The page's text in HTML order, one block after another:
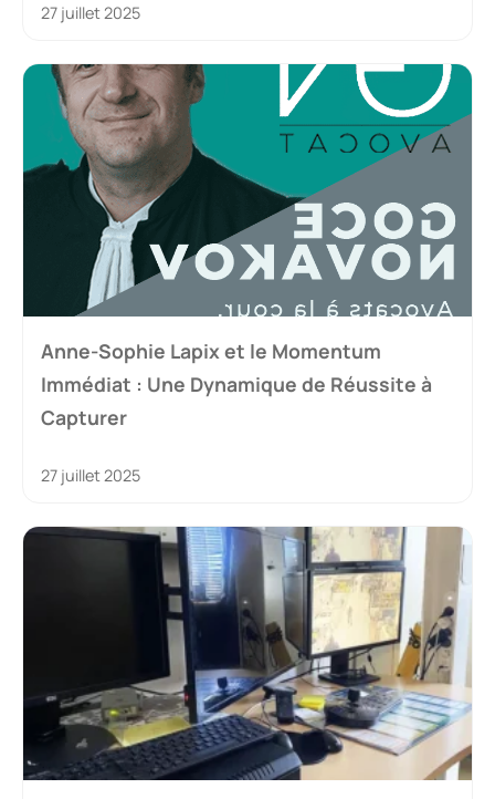
27 juillet 2025
Anne-Sophie Lapix et le Momentum
Immédiat : Une Dynamique de Réussite à
Capturer
27 juillet 2025